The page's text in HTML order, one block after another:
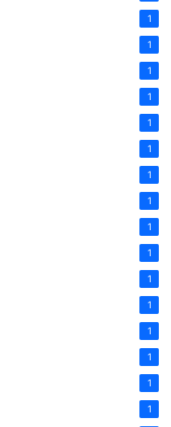
1
1
1
1
1
1
1
1
1
1
1
1
1
1
1
1